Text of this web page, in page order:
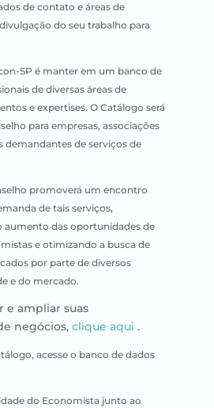
de contato e áreas de
do seu trabalho para
SP é manter em um banco de
de diversas áreas de
e expertises. O Catálogo será
para empresas, associações
demandantes de serviços de
promoverá um encontro
de tais serviços,
aumento das oportunidades de
e otimizando a busca de
por parte de diversos
e do mercado.
e ampliar suas
negócios, clique aqui .
acesse o banco de dados
do Economista junto ao